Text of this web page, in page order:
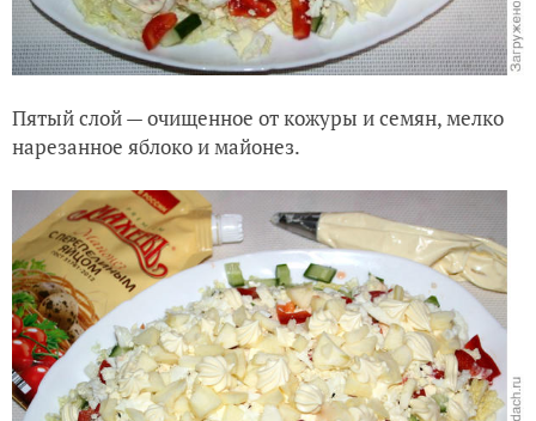
Пятый слой — очищенное от кожуры и семян, мелко
нарезанное яблоко и майонез.